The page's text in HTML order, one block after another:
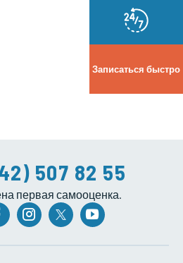
507 82 55
первая самооценка.
Записаться быстро